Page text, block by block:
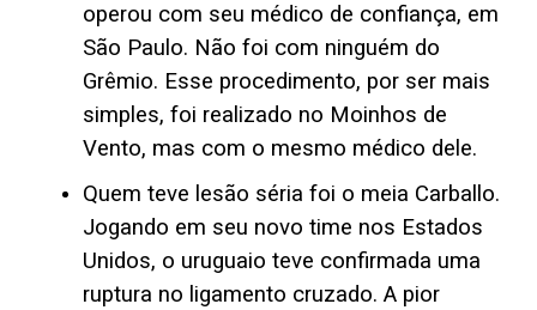
operou com seu médico de confiança, em
São Paulo. Não foi com ninguém do
Grêmio. Esse procedimento, por ser mais
simples, foi realizado no Moinhos de
Vento, mas com o mesmo médico dele.
Quem teve lesão séria foi o meia Carballo.
Jogando em seu novo time nos Estados
Unidos, o uruguaio teve confirmada uma
ruptura no ligamento cruzado. A pior